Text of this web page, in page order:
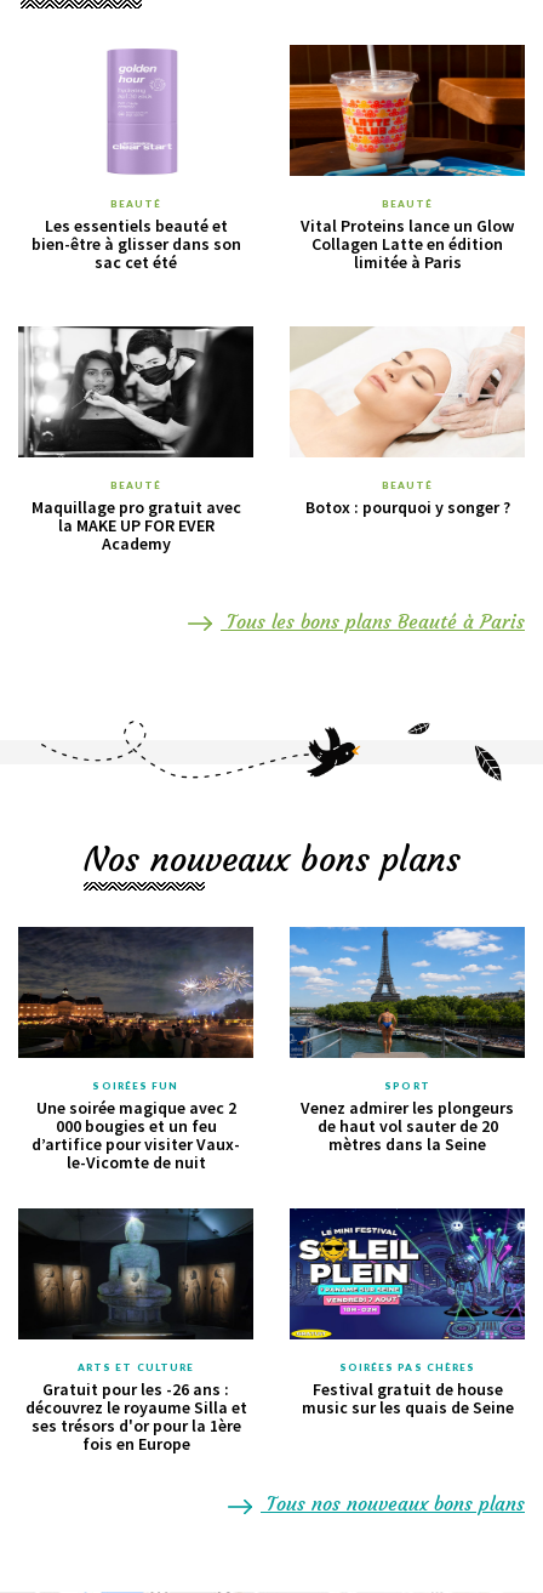
BEAUTÉ
Les essentiels beauté et
bien-être à glisser dans son
sac cet été
BEAUTÉ
Vital Proteins lance un Glow
Collagen Latte en édition
limitée à Paris
BEAUTÉ
Maquillage pro gratuit avec
la MAKE UP FOR EVER
Academy
BEAUTÉ
Botox : pourquoi y songer ?
Tous les bons plans Beauté à Paris
Nos nouveaux bons plans
SOIRÉES FUN
Une soirée magique avec 2
000 bougies et un feu
d’artifice pour visiter Vaux-
le-Vicomte de nuit
SPORT
Venez admirer les plongeurs
de haut vol sauter de 20
mètres dans la Seine
ARTS ET CULTURE
Gratuit pour les -26 ans :
découvrez le royaume Silla et
ses trésors d'or pour la 1ère
fois en Europe
SOIRÉES PAS CHÈRES
Festival gratuit de house
music sur les quais de Seine
Tous nos nouveaux bons plans